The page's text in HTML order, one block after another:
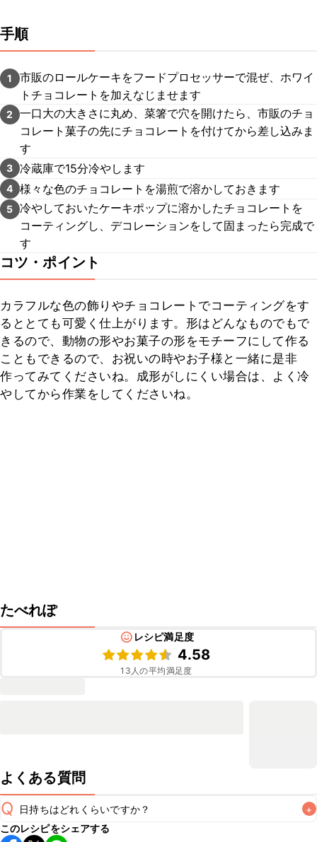
手順
1
市販のロールケーキをフードプロセッサーで混ぜ、ホワイ
トチョコレートを加えなじませます
2
一口大の大きさに丸め、菜箸で穴を開けたら、市販のチョ
コレート菓子の先にチョコレートを付けてから差し込みま
す
3 冷蔵庫で15分冷やします
4 様々な色のチョコレートを湯煎で溶かしておきます
5 冷やしておいたケーキポップに溶かしたチョコレートを
コーティングし、デコレーションをして固まったら完成で
す
コツ・ポイント
カラフルな色の飾りやチョコレートでコーティングをす
るととても可愛く仕上がります。形はどんなものでもで
きるので、動物の形やお菓子の形をモチーフにして作る
こともできるので、お祝いの時やお子様と一緒に是非
作ってみてくださいね。成形がしにくい場合は、よく冷
やしてから作業をしてくださいね。
たべれぽ
レシピ満足度
4.58
13 人の平均満足度
よくある質問
Q 日持ちはどれくらいですか？ +
このレシピをシェアする